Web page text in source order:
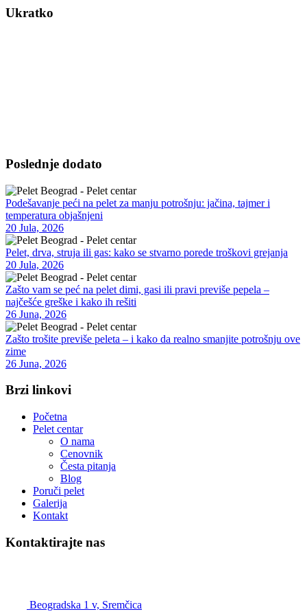
Ukratko
Poslednje dodato
Podešavanje peći na pelet za manju potrošnju: jačina, tajmer i
temperatura objašnjeni
20 Jula, 2026
Pelet, drva, struja ili gas: kako se stvarno porede troškovi grejanja
20 Jula, 2026
Zašto vam se peć na pelet dimi, gasi ili pravi previše pepela –
najčešće greške i kako ih rešiti
26 Juna, 2026
Zašto trošite previše peleta – i kako da realno smanjite potrošnju ove
zime
26 Juna, 2026
Brzi linkovi
Početna
Pelet centar
O nama
Cenovnik
Česta pitanja
Blog
Poruči pelet
Galerija
Kontakt
Kontaktirajte nas
Beogradska 1 v, Sremčica